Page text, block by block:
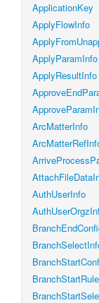
ApplicationKey
ApplyFlowInfo
ApplyParamInfo
ApplyResultInfo
ArcMatterInfo
AuthUserInfo